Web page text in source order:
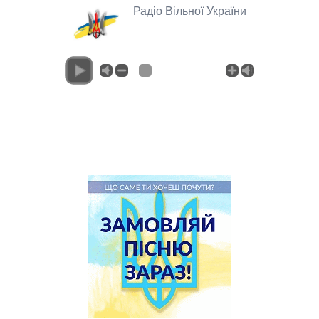
Радіо Вільної України